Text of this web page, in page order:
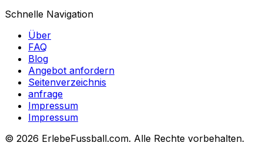
Schnelle Navigation
Über
FAQ
Blog
Angebot anfordern
Seitenverzeichnis
anfrage
Impressum
Impressum
© 2026 ErlebeFussball.com. Alle Rechte vorbehalten.